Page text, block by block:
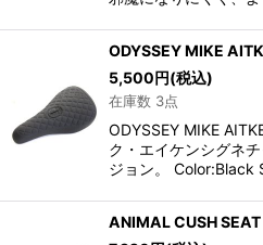
ODYSSEY MIKE
5,500円(税込)
在庫数 3点
ODYSSEY MIKE
ク・エイケンシグネ
ジョン。 Color:Black
ANIMAL CUSH SEAT